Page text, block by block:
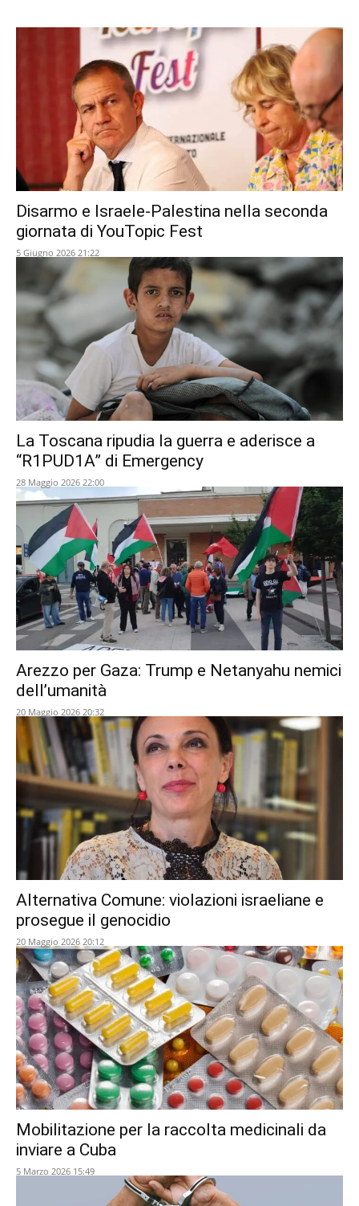
Disarmo e Israele-Palestina nella seconda
giornata di YouTopic Fest
5 Giugno 2026 21:22
La Toscana ripudia la guerra e aderisce a
“R1PUD1A” di Emergency
28 Maggio 2026 22:00
Arezzo per Gaza: Trump e Netanyahu nemici
dell’umanità
20 Maggio 2026 20:32
Alternativa Comune: violazioni israeliane e
prosegue il genocidio
20 Maggio 2026 20:12
Mobilitazione per la raccolta medicinali da
inviare a Cuba
5 Marzo 2026 15:49